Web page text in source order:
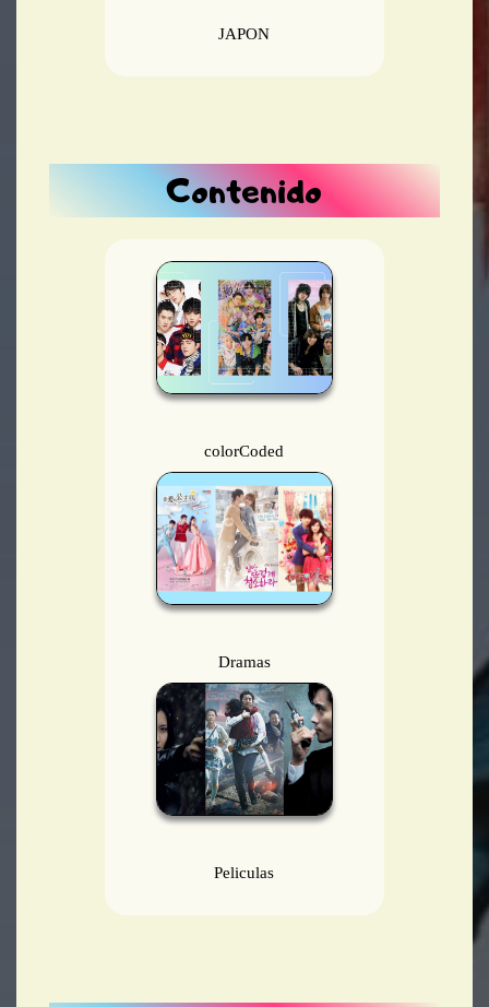
JAPON
Contenido
colorCoded
Dramas
Peliculas